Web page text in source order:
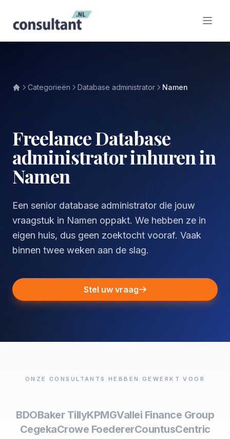
Categorieën Database administrator Namen
Freelance Database
administrator inhuren in
Namen
Een senior database administrator die jouw
vraagstuk in Namen oppakt. We hebben ze in
eigen huis, dus geen zoektocht vooraf. Vaak
binnen twee weken aan de slag.
Stel uw vraag
ONZE CONSULTANTS HEBBEN GEWERKT VOOR
BDOBaker TillyKPMGVallei Finance Group
CegekaCrowe FoedererCountusCentric